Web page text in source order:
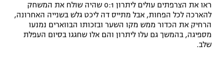
תנאי שימוש
ספורט אתגרי ואקסטרים
אומנויות לחימה
ראו את הצרפתים עולים ליתרון 0:1 שהיה שולח את המשחק
להארכה לכל הפחות, אבל מתייס דה ליכט גלש בשנייה האחרונה,
הרחיק את הכדור ממש מקו השער ובזכותו הבווארים נמנעו
מספיגה, בהמשך גם עלו ליתרון והם אלו שחגגו בסיום העפלת
שלב.